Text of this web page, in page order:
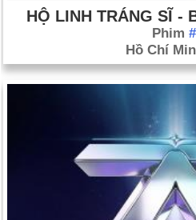
HỘ LINH TRÁNG SĨ -
Phim
Hồ Chí